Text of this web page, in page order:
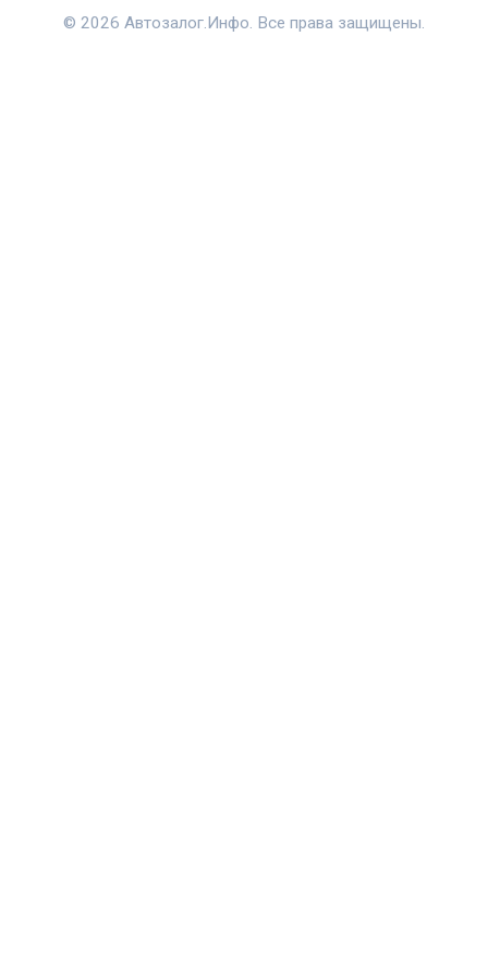
© 2026 Автозалог.Инфо. Все права защищены.